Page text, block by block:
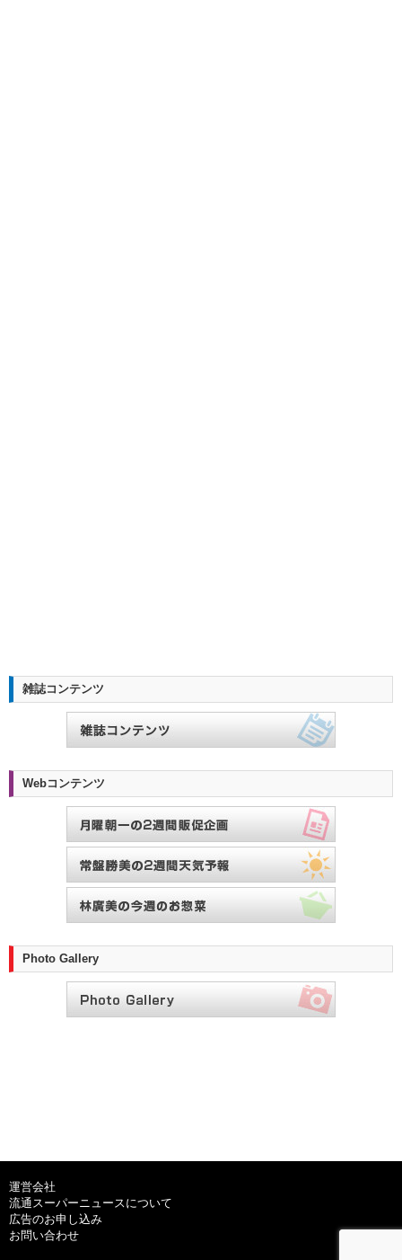
雑誌コンテンツ
Webコンテンツ
Photo Gallery
運営会社
流通スーパーニュースについて
広告のお申し込み
お問い合わせ